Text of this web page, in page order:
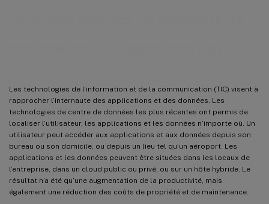
Les technologies de l’information et de la communication (TIC) visent à
rapprocher l’internaute des applications et des données. Les
technologies de centre de données les plus récentes ont permis de
localiser l’utilisateur, les applications et les données n’importe où. Un
utilisateur peut accéder aux applications et aux données depuis son
bureau ou son domicile, ou depuis un lieu tel qu’un aéroport. Les
applications et les données peuvent être situées dans les locaux de
l’entreprise, dans un cloud public ou privé, ou sur un hôte hybride. Le
résultat n’a été qu’une augmentation de la productivité, mais
également une réduction des coûts de propriété et de maintenance.